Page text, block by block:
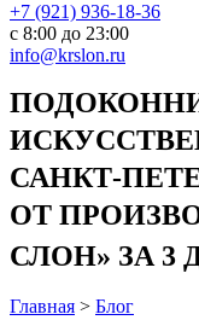
+7 (921) 936-18-36
с 8:00 до 23:00
info@krslon.ru
САНКТ-
ОТ
СЛОН» ЗА 3
Главная > Блог